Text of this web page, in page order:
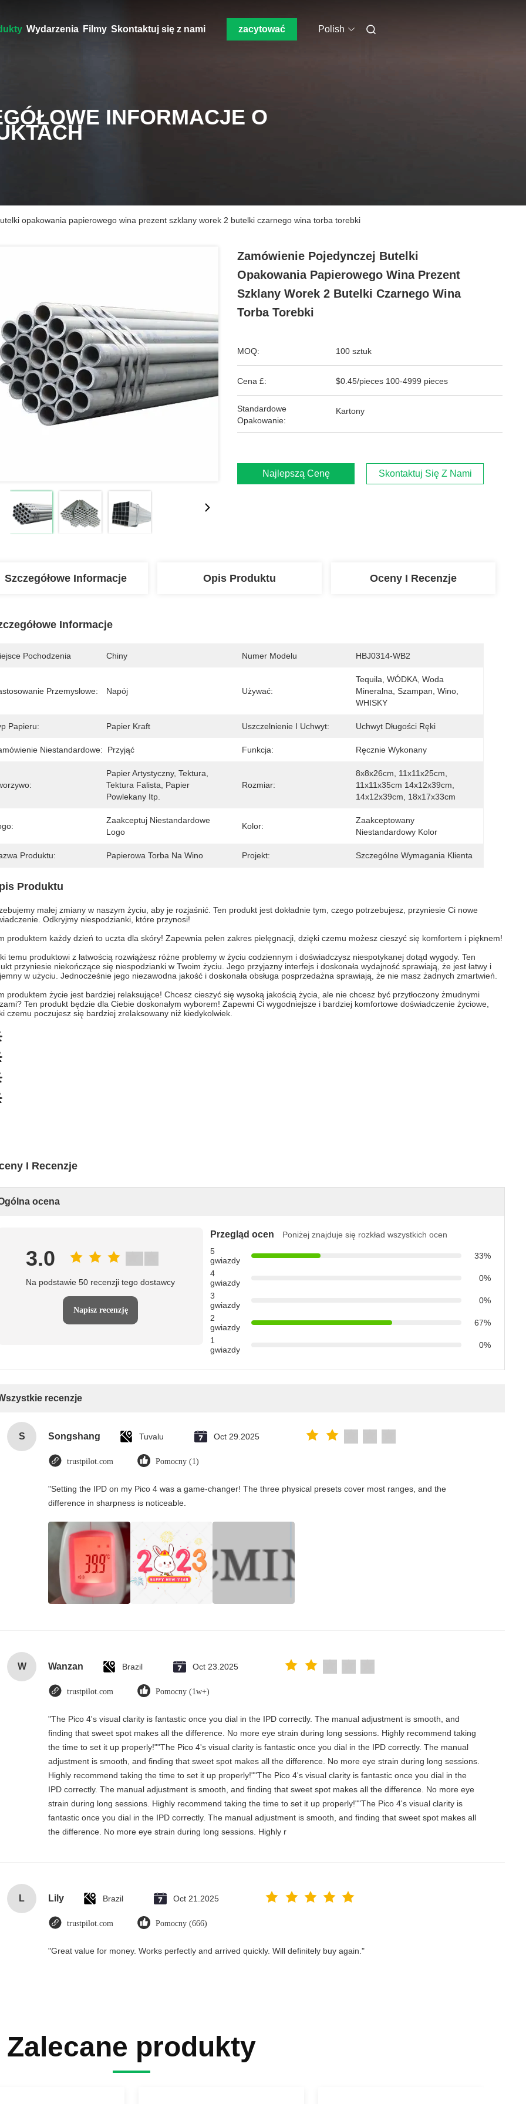
Wydarzenia Filmy Skontaktuj się z nami zacytować Polish
INFORMACJE O
opakowania papierowego wina prezent szklany worek 2 butelki czarnego wina torba torebki
Zamówienie Pojedynczej Butelki
Opakowania Papierowego Wina Prezent
Szklany Worek 2 Butelki Czarnego Wina
Torba Torebki
MOQ: 100 sztuk
Cena £: $0.45/pieces 100-4999 pieces
Standardowe
Opakowanie:
Kartony
Najlepszą Cenę Skontaktuj Się Z Nami
Szczegółowe Informacje Opis Produktu Oceny I Recenzje
Informacje
Pochodzenia Chiny Numer Modelu HBJ0314-WB2
Przemysłowe: Napój Używać:
Tequila, WÓDKA, Woda
Mineralna, Szampan, Wino,
WHISKY
Papieru: Papier Kraft Uszczelnienie I Uchwyt: Uchwyt Długości Ręki
Niestandardowe: Przyjąć Funkcja: Ręcznie Wykonany
Papier Artystyczny, Tektura,
Tektura Falista, Papier
Powlekany Itp.
Rozmiar:
8x8x26cm, 11x11x25cm,
11x11x35cm 14x12x39cm,
14x12x39cm, 18x17x33cm
Zaakceptuj Niestandardowe
Logo
Kolor:
Zaakceptowany
Niestandardowy Kolor
Produktu: Papierowa Torba Na Wino Projekt: Szczególne Wymagania Klienta
Produktu
małej zmiany w naszym życiu, aby je rozjaśnić. Ten produkt jest dokładnie tym, czego potrzebujesz, przyniesie Ci nowe
Odkryjmy niespodzianki, które przynosi!
produktem każdy dzień to uczta dla skóry! Zapewnia pełen zakres pielęgnacji, dzięki czemu możesz cieszyć się komfortem i pięknem!
temu produktowi z łatwością rozwiążesz różne problemy w życiu codziennym i doświadczysz niespotykanej dotąd wygody. Ten
przyniesie niekończące się niespodzianki w Twoim życiu. Jego przyjazny interfejs i doskonała wydajność sprawiają, że jest łatwy i
w użyciu. Jednocześnie jego niezawodna jakość i doskonała obsługa posprzedażna sprawiają, że nie masz żadnych zmartwień.
produktem życie jest bardziej relaksujące! Chcesz cieszyć się wysoką jakością życia, ale nie chcesz być przytłoczony żmudnymi
Ten produkt będzie dla Ciebie doskonałym wyborem! Zapewni Ci wygodniejsze i bardziej komfortowe doświadczenie życiowe,
czemu poczujesz się bardziej zrelaksowany niż kiedykolwiek.
I Recenzje
ocena
3.0
Na podstawie 50 recenzji tego dostawcy
Napisz recenzję
Przegląd ocen
Poniżej znajduje się rozkład wszystkich ocen
5
gwiazdy
33%
4
gwiazdy
0%
3
gwiazdy
0%
2
gwiazdy
67%
1
gwiazdy
0%
recenzje
S Songshang Tuvalu Oct 29.2025
trustpilot.com Pomocny (1)
"Setting the IPD on my Pico 4 was a game-changer! The three physical presets cover most ranges, and the
difference in sharpness is noticeable.
W Wanzan Brazil Oct 23.2025
trustpilot.com Pomocny (1w+)
"The Pico 4's visual clarity is fantastic once you dial in the IPD correctly. The manual adjustment is smooth, and
finding that sweet spot makes all the difference. No more eye strain during long sessions. Highly recommend taking
the time to set it up properly!""The Pico 4's visual clarity is fantastic once you dial in the IPD correctly. The manual
adjustment is smooth, and finding that sweet spot makes all the difference. No more eye strain during long sessions.
Highly recommend taking the time to set it up properly!""The Pico 4's visual clarity is fantastic once you dial in the
IPD correctly. The manual adjustment is smooth, and finding that sweet spot makes all the difference. No more eye
strain during long sessions. Highly recommend taking the time to set it up properly!""The Pico 4's visual clarity is
fantastic once you dial in the IPD correctly. The manual adjustment is smooth, and finding that sweet spot makes all
the difference. No more eye strain during long sessions. Highly r
L Lily Brazil Oct 21.2025
trustpilot.com Pomocny (666)
"Great value for money. Works perfectly and arrived quickly. Will definitely buy again."
Zalecane produkty